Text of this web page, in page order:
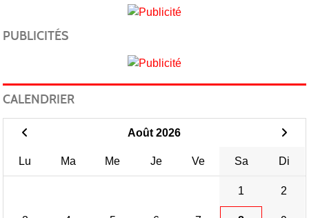
PUBLICITÉS
CALENDRIER
Août 2026
Lu Ma Me Je Ve Sa Di
1 2